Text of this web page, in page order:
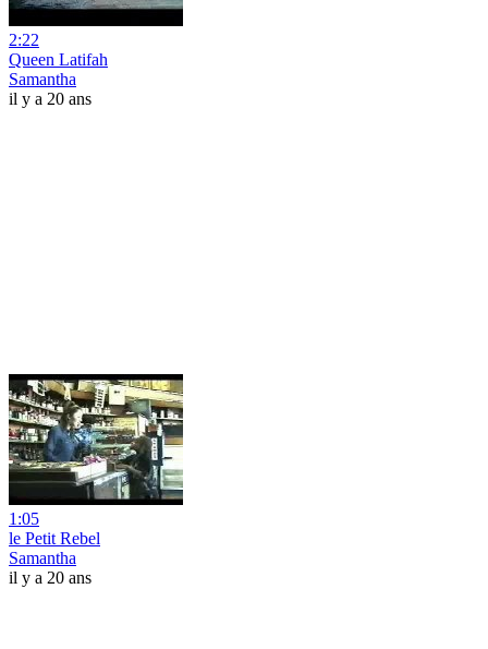
2:22
Queen Latifah
Samantha
il y a 20 ans
1:05
le Petit Rebel
Samantha
il y a 20 ans